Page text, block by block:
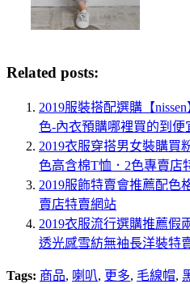
Related posts:
2019服裝搭配選購【
色-內衣預購哪裡買的到便
2019衣服穿搭男女裝購買
色高含棉T恤．2色專賣店
2019服飾特賣會推薦配色
賣店特賣網站
2019衣服流行選購推薦假
透光感雪紡無袖長洋裝特
Tags: 商品, 喇叭, 更多, 毛線帽,